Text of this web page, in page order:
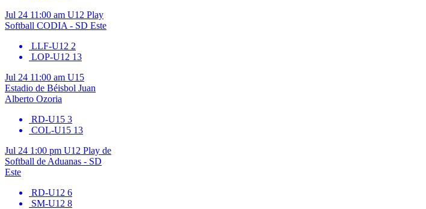
Jul 24 11:00 am U12 Play
Softball CODIA - SD Este
LLF-U12 2
LOP-U12 13
Jul 24 11:00 am U15
Estadio de Béisbol Juan
Alberto Ozoria
RD-U15 3
COL-U15 13
Jul 24 1:00 pm U12 Play de
Softball de Aduanas - SD
Este
RD-U12 6
SM-U12 8